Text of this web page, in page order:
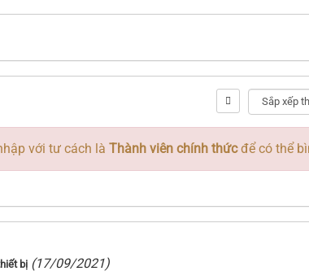
với tư cách là Thành viên chính thứcđể có thể
bị (17/09/2021)